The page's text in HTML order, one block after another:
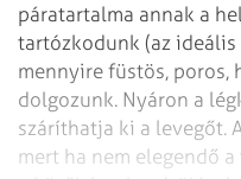
páratartalma annak a
tartózkodunk (az ideális
mennyire füstös, poros,
dolgozunk. Nyáron a
száríthatja ki a levegőt.
mert ha nem elegendő